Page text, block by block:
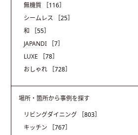
無機質
［116］
シームレス
［25］
和
［55］
JAPANDI
［7］
LUXE
［78］
おしゃれ
［728］
場所・箇所から事例を探す
リビングダイニング
［803］
キッチン
［767］